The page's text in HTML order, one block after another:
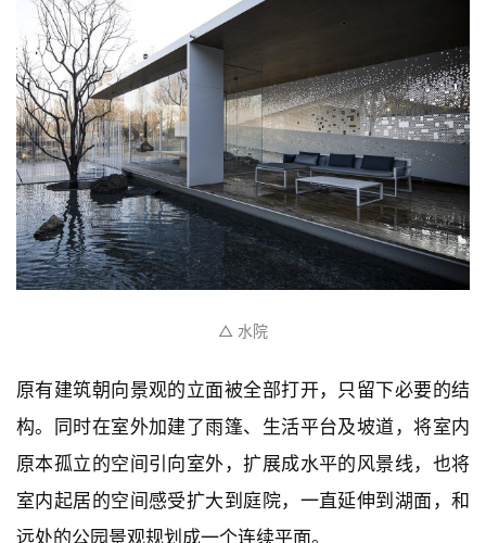
△ 水院
原有建筑朝向景观的立面被全部打开，只留下必要的结
构。同时在室外加建了雨篷、生活平台及坡道，将室内
原本孤立的空间引向室外，扩展成水平的风景线，也将
室内起居的空间感受扩大到庭院，一直延伸到湖面，和
远处的公园景观规划成一个连续平面。